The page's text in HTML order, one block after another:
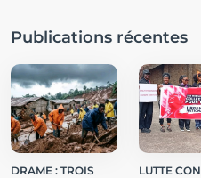
Publications récentes
DRAME : TROIS
LUTTE